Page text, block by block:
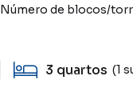
Número de blocos/
3 quartos (1